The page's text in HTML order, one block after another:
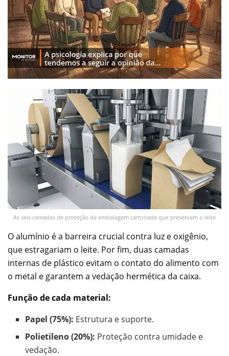
As seis camadas de proteção da embalagem cartonada que preservam o leite
O alumínio é a barreira crucial contra luz e oxigênio,
que estragariam o leite. Por fim, duas camadas
internas de plástico evitam o contato do alimento com
o metal e garantem a vedação hermética da caixa.
Função de cada material:
Papel (75%): Estrutura e suporte.
Polietileno (20%): Proteção contra umidade e
vedação.